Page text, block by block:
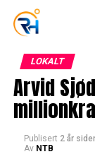
LOKALT
Arvid
Publisert 2 år
Av NTB